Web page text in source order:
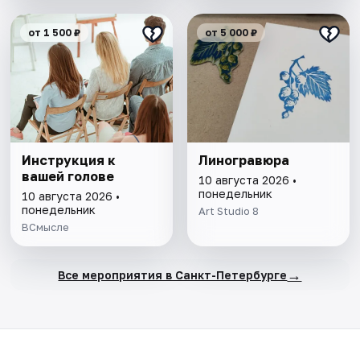
от 1 500 ₽
Инструкция к
вашей голове
10 августа 2026 •
понедельник
ВСмысле
от 5 000 ₽
Линогравюра
10 августа 2026 •
понедельник
Art Studio 8
Все мероприятия в Санкт-Петербурге →